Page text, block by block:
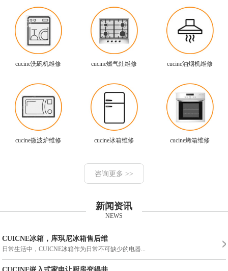
cucine洗碗机维修 cucine燃气灶维修 cucine油烟机维修
cucine微波炉维修 cucine冰箱维修 cucine烤箱维修
咨询更多 >>
新闻资讯
NEWS
CUICNE冰箱，库琪尼冰箱售后维
日常生活中，CUICNE冰箱作为日常不可缺少的电器...